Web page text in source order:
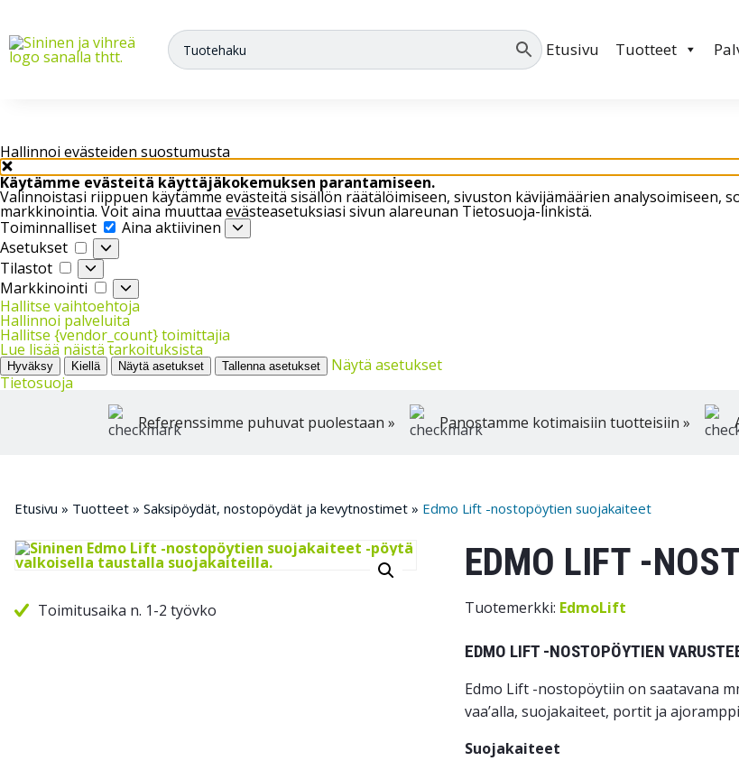
Hallinnoi evästeiden suostumusta
Käytämme evästeitä käyttäjäkokemuksen parantamiseen.
Valinnoistasi riippuen käytämme evästeitä sisällön räätälöimiseen, sivuston kävijämäärien analysoimiseen,
markkinointia. Voit aina muuttaa evästeasetuksiasi sivun alareunan Tietosuoja-linkistä.
Toiminnalliset
Toiminnalliset
Aina aktiivinen
Asetukset
Asetukset
Tilastot
Tilastot
Markkinointi
Markkinointi
Hallitse vaihtoehtoja
Hallinnoi palveluita
Hallitse {vendor_count} toimittajia
Lue lisää näistä tarkoituksista
Hyväksy Kiellä Näytä asetukset Tallenna asetukset
Näytä asetukset
Tietosuoja
Etusivu Tuotteet
Referenssimme puhuvat puolestaan » Panostamme kotimaisiin tuotteisiin »
Etusivu » Tuotteet » Saksipöydät, nostopöydät ja kevytnostimet » Edmo Lift -nostopöytien suojakaiteet
Toimitusaika n. 1-2 työvko
EDMO LIFT -
Tuotemerkki: EdmoLift
EDMO LIFT -NOSTOPÖYTIEN
Edmo Lift -nostopöytiin on saatavana
vaa’alla, suojakaiteet, portit ja
Suojakaiteet